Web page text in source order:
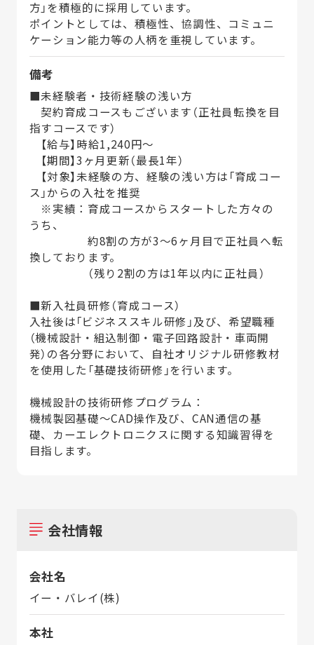
方」を積極的に採用しています。
ポイントとしては、積極性、協調性、コミュニ
ケーション能力等の人柄を重視しています。
備考
■未経験者・技術経験の浅い方
契約育成コースもございます（正社員転換を目
指すコースです）
【給与】時給1,240円～
【期間】3ヶ月更新（最長1年）
【対象】未経験の方、経験の浅い方は「育成コー
ス」からの入社を推奨
※実績：育成コースからスタートした方々の
うち、
約8割の方が3～6ヶ月目で正社員へ転
換しております。
（残り2割の方は1年以内に正社員）
■新入社員研修（育成コース）
入社後は「ビジネススキル研修」及び、希望職種
（機械設計・組込制御・電子回路設計・車両開
発）の各分野において、自社オリジナル研修教材
を使用した「基礎技術研修」を行います。
機械設計の技術研修プログラム：
機械製図基礎～CAD操作及び、CAN通信の基
礎、カーエレクトロニクスに関する知識習得を
目指します。
会社情報
会社名
イー・バレイ(株)
本社